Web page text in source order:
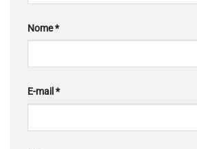
Nome*
E-mail*